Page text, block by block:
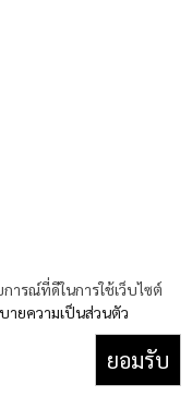
รณ์ที่ดีในการใช้เว็บไซต์
ายความเป็นส่วนตัว
ยอมรับ